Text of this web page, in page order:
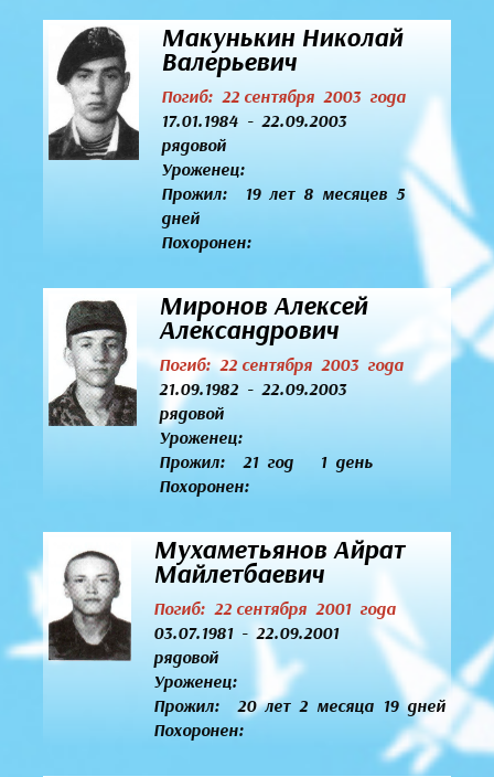
Макунькин Николай
Валерьевич
Погиб: 22 сентября 2003 года
17.01.1984 - 22.09.2003
рядовой
Уроженец:
Прожил: 19 лет 8 месяцев 5
дней
Похоронен:
Миронов Алексей
Александрович
Погиб: 22 сентября 2003 года
21.09.1982 - 22.09.2003
рядовой
Уроженец:
Прожил: 21 год 1 день
Похоронен:
Мухаметьянов Айрат
Майлетбаевич
Погиб: 22 сентября 2001 года
03.07.1981 - 22.09.2001
рядовой
Уроженец:
Прожил: 20 лет 2 месяца 19 дней
Похоронен: